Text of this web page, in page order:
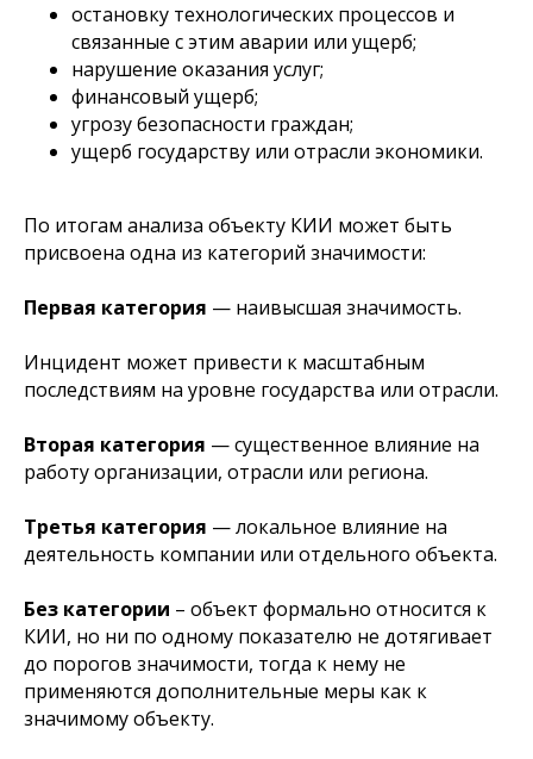
остановку технологических процессов и
связанные с этим аварии или ущерб;
нарушение оказания услуг;
финансовый ущерб;
угрозу безопасности граждан;
ущерб государству или отрасли экономики.
По итогам анализа объекту КИИ может быть
присвоена одна из категорий значимости:
Первая категория — наивысшая значимость.
Инцидент может привести к масштабным
последствиям на уровне государства или отрасли.
Вторая категория — существенное влияние на
работу организации, отрасли или региона.
Третья категория — локальное влияние на
деятельность компании или отдельного объекта.
Без категории – объект формально относится к
КИИ, но ни по одному показателю не дотягивает
до порогов значимости, тогда к нему не
применяются дополнительные меры как к
значимому объекту.